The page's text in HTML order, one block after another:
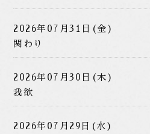
2026年07月31日(金)
関わり
2026年07月30日(木)
我欲
2026年07月29日(水)